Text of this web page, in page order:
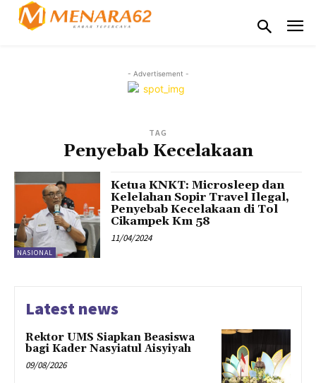
- Advertisement -
TAG
Penyebab Kecelakaan
NASIONAL
Ketua KNKT: Microsleep dan
Kelelahan Sopir Travel Ilegal,
Penyebab Kecelakaan di Tol
Cikampek Km 58
11/04/2024
Latest news
Rektor UMS Siapkan Beasiswa
bagi Kader Nasyiatul Aisyiyah
09/08/2026